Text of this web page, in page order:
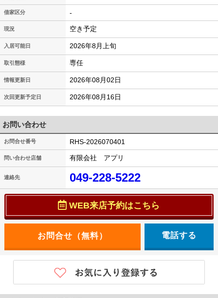
借家区分 -
現況 空き予定
入居可能日 2026年8月上旬
取引態様 専任
情報更新日 2026年08月02日
次回更新予定日 2026年08月16日
お問い合わせ
お問合せ番号 RHS-2026070401
問い合わせ店舗 有限会社 アプリ
連絡先 049-228-5222
WEB来店予約はこちら
電話する